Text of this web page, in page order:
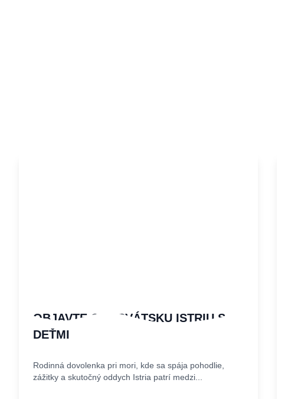
OBJAVTE CHORVÁTSKU ISTRIU S
DEŤMI
Rodinná dovolenka pri mori, kde sa spája pohodlie,
zážitky a skutočný oddych Istria patrí medzi...